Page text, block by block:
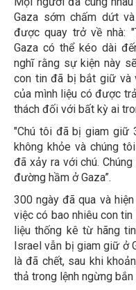
Gaza sớm chấm dứt
được quay trở về nhà:
Gaza có thể kéo dài
nghĩ rằng sự kiện này
con tin đã bị bắt giữ và
của mình liệu có được
thách đối với bất kỳ ai
"Chú tôi đã bị giam giữ
không khỏe và chúng
đã xảy ra với chú.
đường hầm ở Gaza”.
300 ngày đã qua và
việc có bao nhiêu con
liệu thống kê từ hãng
Israel vẫn bị giam giữ ở
là đã chết, sau khi
thả trong lệnh ngừng